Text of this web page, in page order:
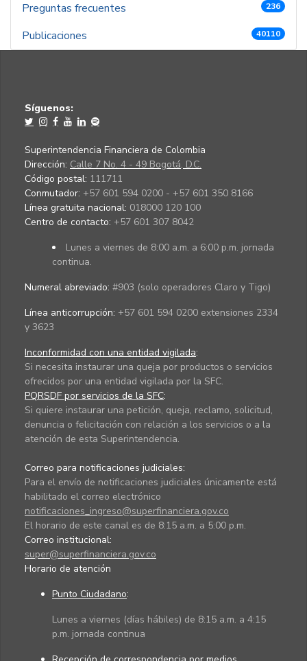
Preguntas frecuentes 236
Publicaciones 40110
Síguenos:
Superintendencia Financiera de Colombia
Dirección: Calle 7 No. 4 - 49 Bogotá, D.C.
Código postal: 111711
Conmutador: +57 601 594 0200 - +57 601 350 8166
Línea gratuita nacional: 018000 120 100
Centro de contacto: +57 601 307 8042
Lunes a viernes de 8:00 a.m. a 6:00 p.m. jornada
continua.
Numeral abreviado: #903 (solo operadores Claro y Tigo)
Línea anticorrupción: +57 601 594 0200 extensiones 2334
y 3623
Inconformidad con una entidad vigilada:
Si necesita instaurar una queja por productos o servicios
ofrecidos por una entidad vigilada por la SFC.
PQRSDF por servicios de la SFC:
Si quiere instaurar una petición, queja, reclamo, solicitud,
denuncia o felicitación con relación a los servicios o a la
atención de esta Superintendencia.
Correo para notificaciones judiciales:
Para el envío de notificaciones judiciales únicamente está
habilitado el correo electrónico
notificaciones_ingreso@superfinanciera.gov.co
El horario de este canal es de 8:15 a.m. a 5:00 p.m.
Correo institucional:
super@superfinanciera.gov.co
Horario de atención
Punto Ciudadano:
Lunes a viernes (días hábiles) de 8:15 a.m. a 4:15
p.m. jornada continua